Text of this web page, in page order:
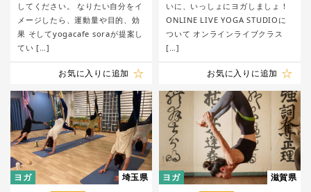
してください。 なりたい自分をイ
メージしたら、運動量や目的、効
果 そしてyogacafe soraが提案し
てい […]
お気に入りに追加
いに、いっしょにヨガしましょ！
ONLINE LIVE YOGA STUDIOに
ついて オンラインライブクラス
[…]
お気に入りに追加
ヨガ 埼玉県 ヨガ 滋賀県